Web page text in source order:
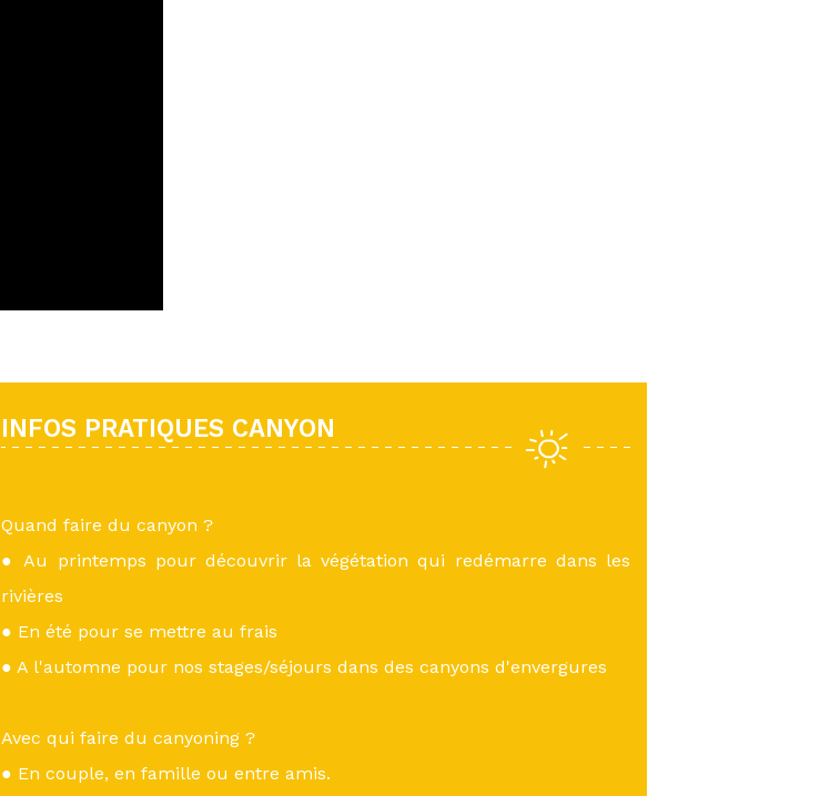
INFOS PRATIQUES CANYON
Quand faire du canyon ?
● Au printemps pour découvrir la végétation qui redémarre dans les
rivières
● En été pour se mettre au frais
● A l'automne pour nos stages/séjours dans des canyons d'envergures
Avec qui faire du canyoning ?
● En couple, en famille ou entre amis.